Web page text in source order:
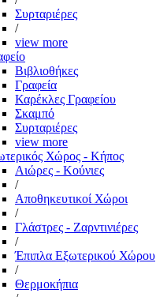
Συρταριέρες
/
view more
Βιβλιοθήκες
Γραφεία
Καρέκλες Γραφείου
Σκαμπό
Συρταριέρες
view more
Χώρος - Κήπος
Αιώρες - Κούνιες
/
Αποθηκευτικοί Χώροι
/
Γλάστρες - Ζαρντινιέρες
/
Έπιπλα Εξωτερικού Χώρου
/
Θερμοκήπια